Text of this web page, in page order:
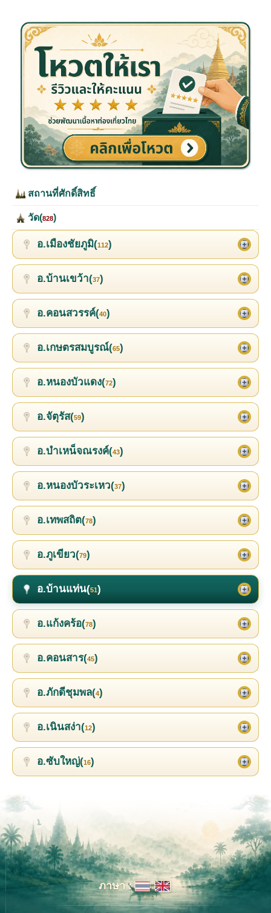
สถานที่ศักดิ์สิทธิ์
วัด(828)
อ.เมืองชัยภูมิ(112)
อ.บ้านเขว้า(37)
อ.คอนสวรรค์(40)
อ.เกษตรสมบูรณ์(65)
อ.หนองบัวแดง(72)
อ.จัตุรัส(59)
อ.บำเหน็จณรงค์(43)
อ.หนองบัวระเหว(37)
อ.เทพสถิต(78)
อ.ภูเขียว(79)
อ.บ้านแท่น(51)
อ.แก้งคร้อ(78)
อ.คอนสาร(45)
อ.ภักดีชุมพล(4)
อ.เนินสง่า(12)
อ.ซับใหญ่(16)
ภาษา :